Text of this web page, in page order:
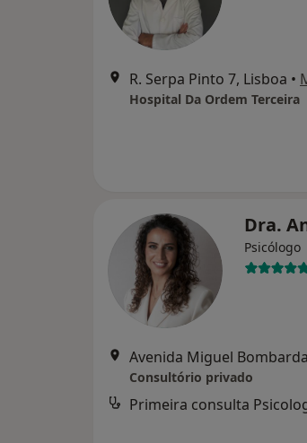
R. Serpa Pinto 7, Lisboa •
Hospital Da Ordem Terceira
Dra.
Psicólogo
Avenida Miguel
Consultório privado
Primeira consulta